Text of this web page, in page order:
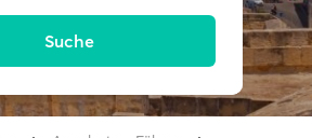
Suche